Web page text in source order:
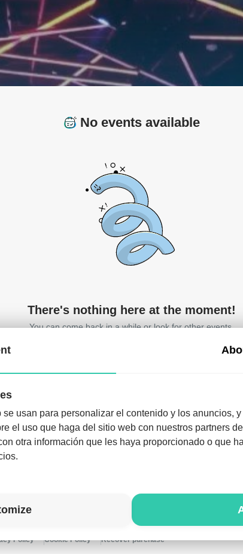
No events available
There's nothing here at the moment!
You can come back in a while or look for other events.
the app and enjoy the night like never
Policy Cookie Policy Recover purchase
usan para personalizar el contenido y los anuncios,
el uso que haga del sitio web con nuestros partners
otra información que les haya proporcionado o que